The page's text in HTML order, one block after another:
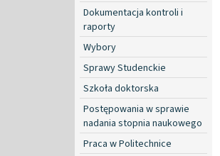
Dokumentacja kontroli i
raporty
Wybory
Sprawy Studenckie
Szkoła doktorska
Postępowania w sprawie
nadania stopnia naukowego
Praca w Politechnice